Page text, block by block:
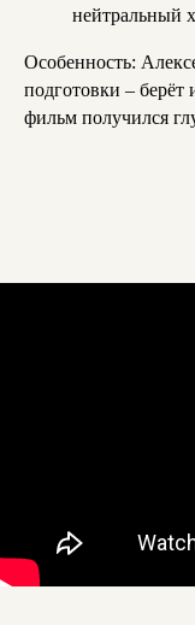
нейтральный
Особенность:
подготовки – берёт
фильм получился